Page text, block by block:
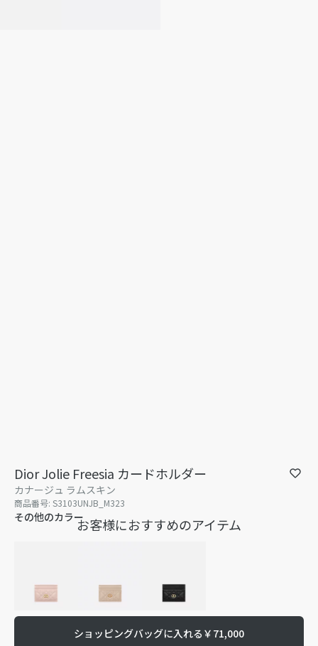
Dior Jolie Freesia カードホルダー
カナージュ ラムスキン
商品番号: S3103UNJB_M323
その他のカラー
ショッピングバッグに入れる ￥71,000
お客様におすすめのアイテム